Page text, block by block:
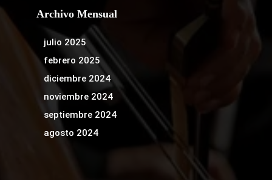
Archivo Mensual
julio 2025
febrero 2025
diciembre 2024
noviembre 2024
septiembre 2024
agosto 2024